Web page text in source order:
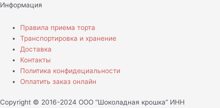
Информация
Правила приема торта
Транспортировка и хранение
Доставка
Контакты
Политика конфидециальности
Оплатить заказ онлайн
Copyright © 2016-2024 ООО “Шоколадная крошка” ИНН